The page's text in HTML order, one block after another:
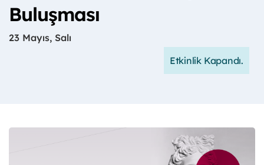
Buluşması
23 Mayıs, Salı
Etkinlik Kapandı.